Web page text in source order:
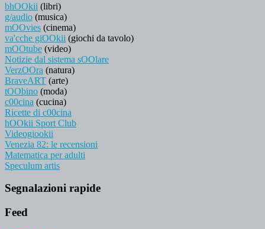
bhOOkii (libri)
g/audio (musica)
mOOvies (cinema)
va'cche giOOkii (giochi da tavolo)
mOOtube (video)
Notizie dal sistema sOOlare
VerzOOra (natura)
BraveART (arte)
tOObino (moda)
c00cina (cucina)
Ricette di c00cina
hOOkii Sport Club
Videogiookii
Venezia 82: le recensioni
Matematica per adulti
Speculum artis
Segnalazioni rapide
Feed